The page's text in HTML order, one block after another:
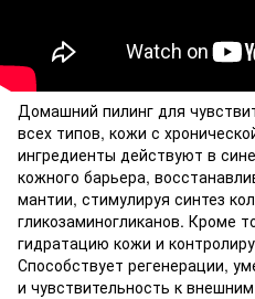
Домашний пилинг для
всех типов, кожи с
ингредиенты действуют в
кожного барьера,
мантии, стимулируя синтез
гликозаминогликанов. Кроме
гидратацию кожи и
Способствует регенерации,
и чувствительность к